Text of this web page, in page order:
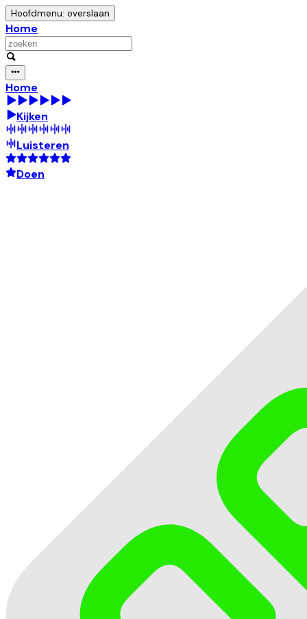
Hoofdmenu: overslaan
Home
Home
Kijken
Luisteren
Doen